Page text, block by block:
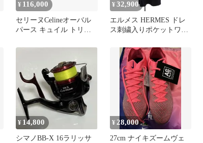
¥ 116,000
セリーヌCelineオーバル
パース キュイル トリオ
ロア S-BB-3271
¥ 32,900
エルメス HERMES ドレ
ス刺繍入りポケットワン
ーネック ワンカラー 切
替 ストレッチ 36 黒 ブラ
ック /BB
¥ 14,800
シマノBB-X 16ラリッサ
¥ 28,000
27cm ナイキズームヴェ